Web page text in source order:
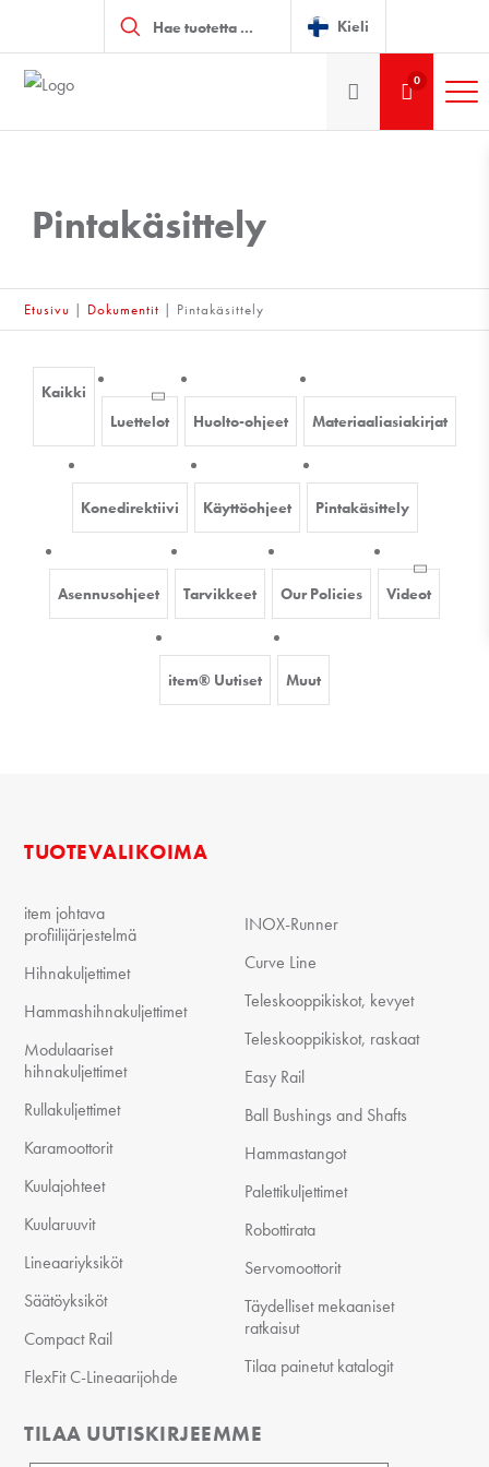
search Kieli
0
Pintakäsittely
Etusivu | Dokumentit | Pintakäsittely
Kaikki
Luettelot
Huolto-ohjeet Materiaaliasiakirjat
Konedirektiivi Käyttöohjeet Pintakäsittely
Asennusohjeet Tarvikkeet Our Policies Videot
item® Uutiset Muut
TUOTEVALIKOIMA
item johtava
profiilijärjestelmä
Hihnakuljettimet
Hammashihnakuljettimet
Modulaariset
hihnakuljettimet
Rullakuljettimet
Karamoottorit
Kuulajohteet
Kuularuuvit
Lineaariyksiköt
Säätöyksiköt
Compact Rail
FlexFit C-Lineaarijohde
INOX-Runner
Curve Line
Teleskooppikiskot, kevyet
Teleskooppikiskot, raskaat
Easy Rail
Ball Bushings and Shafts
Hammastangot
Palettikuljettimet
Robottirata
Servomoottorit
Täydelliset mekaaniset
ratkaisut
Tilaa painetut katalogit
TILAA UUTISKIRJEEMME